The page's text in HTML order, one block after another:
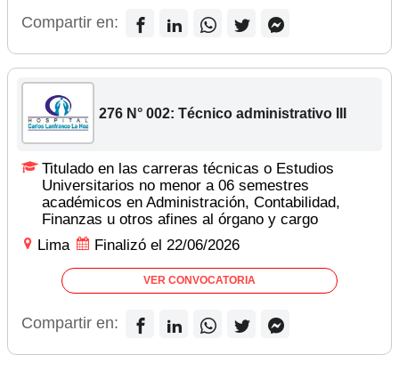
Compartir en:
276 N° 002: Técnico administrativo III
Titulado en las carreras técnicas o Estudios
Universitarios no menor a 06 semestres
académicos en Administración, Contabilidad,
Finanzas u otros afines al órgano y cargo
Lima
Finalizó el 22/06/2026
VER CONVOCATORIA
Compartir en: